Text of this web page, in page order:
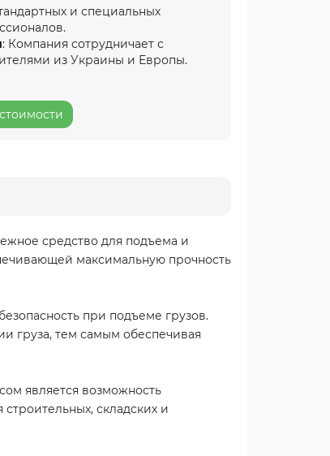
и специальных
: Компания сотрудничает с
из Украины и Европы.
средство для подъема и
максимальную прочность
при подъеме грузов.
груза, тем самым обеспечивая
является возможность
складских и